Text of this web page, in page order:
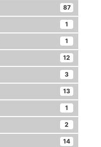
87
1
1
12
3
13
1
2
14